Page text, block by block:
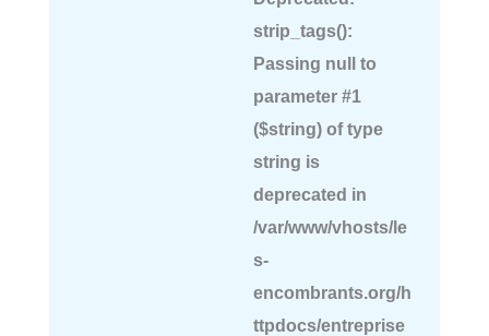
strip_tags():
Passing null to
parameter #1
($string) of type
string is
deprecated in
/var/www/vhosts/le
s-
encombrants.org/h
ttpdocs/entreprise